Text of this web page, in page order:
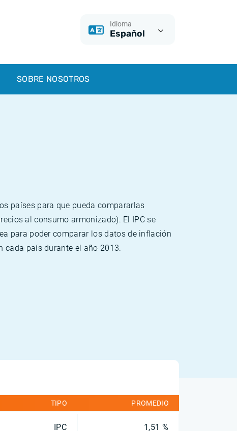
Idioma
Español
SOBRE NOSOTROS
países para que pueda compararlas
al consumo armonizado). El IPC se
para poder comparar los datos de inflación
cada país durante el año 2013.
TIPO PROMEDIO
IPC 1,51 %